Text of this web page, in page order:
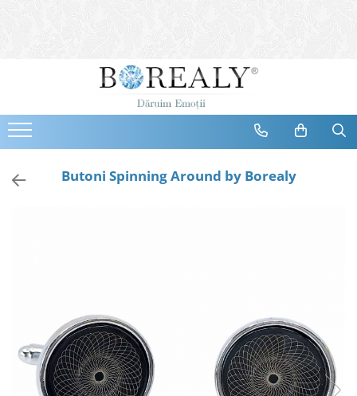
Bijuterii
Cercei
Bratari
Coliere
Bijuterii Mirese
Selectii
Reduceri
Cele mai noi
Butoni Spinning Around by Borealy